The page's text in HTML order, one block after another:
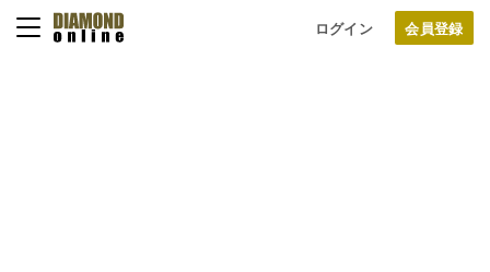
ログイン